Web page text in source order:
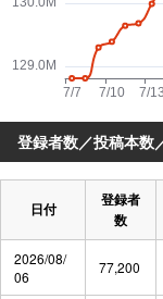
登録者数／投稿本数
日付
登録者
数
2026/08/
06
77,200